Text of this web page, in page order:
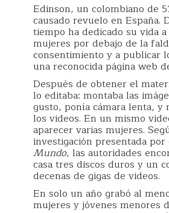
Edinson, un colombiano de
causado revuelo en España.
tiempo ha dedicado su vida
mujeres por debajo de la
consentimiento y a publicar
una reconocida página web
Después de obtener el
lo editaba: montaba las
gusto, ponía cámara lenta, y
los videos. En un mismo
aparecer varias mujeres.
investigación presentada
Mundo, las autoridades
casa tres discos duros y un
decenas de gigas de videos.
En solo un año grabó al
mujeres y jóvenes menores